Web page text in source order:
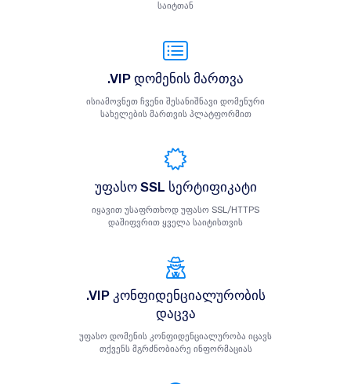
საიტთან
.VIP დომენის მართვა
ისიამოვნეთ ჩვენი შესანიშნავი დომენური
სახელების მართვის პლატფორმით
უფასო SSL სერტიფიკატი
იყავით უსაფრთხოდ უფასო SSL/HTTPS
დაშიფვრით ყველა საიტისთვის
.VIP კონფიდენციალურობის
დაცვა
უფასო დომენის კონფიდენციალურობა იცავს
თქვენს მგრძნობიარე ინფორმაციას